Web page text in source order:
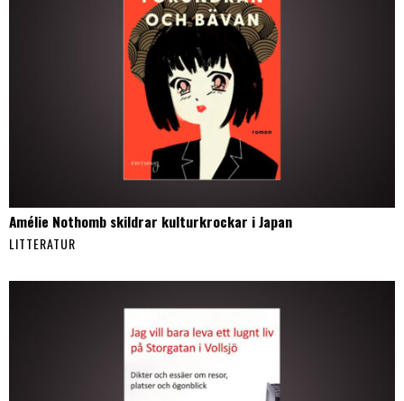
Amélie Nothomb skildrar kulturkrockar i Japan
LITTERATUR